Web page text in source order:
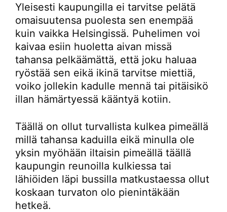
Yleisesti kaupungilla ei tarvitse pelätä
omaisuutensa puolesta sen enempää
kuin vaikka Helsingissä. Puhelimen voi
kaivaa esiin huoletta aivan missä
tahansa pelkäämättä, että joku haluaa
ryöstää sen eikä ikinä tarvitse miettiä,
voiko jollekin kadulle mennä tai pitäisikö
illan hämärtyessä kääntyä kotiin.
Täällä on ollut turvallista kulkea pimeällä
millä tahansa kaduilla eikä minulla ole
yksin myöhään iltaisin pimeällä täällä
kaupungin reunoilla kulkiessa tai
lähiöiden läpi bussilla matkustaessa ollut
koskaan turvaton olo pienintäkään
hetkeä.